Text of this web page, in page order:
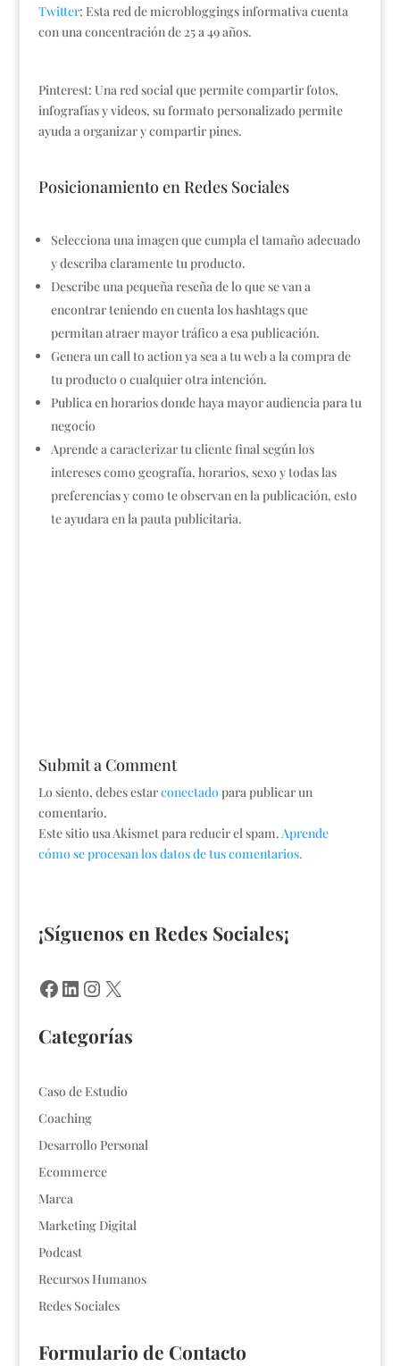
Twitter: Esta red de microbloggings informativa cuenta
con una concentración de 25 a 49 años.
Pinterest: Una red social que permite compartir fotos,
infografías y videos, su formato personalizado permite
ayuda a organizar y compartir pines.
Posicionamiento en Redes Sociales
Selecciona una imagen que cumpla el tamaño adecuado
y describa claramente tu producto.
Describe una pequeña reseña de lo que se van a
encontrar teniendo en cuenta los hashtags que
permitan atraer mayor tráfico a esa publicación.
Genera un call to action ya sea a tu web a la compra de
tu producto o cualquier otra intención.
Publica en horarios donde haya mayor audiencia para tu
negocio
Aprende a caracterizar tu cliente final según los
intereses como geografía, horarios, sexo y todas las
preferencias y como te observan en la publicación, esto
te ayudara en la pauta publicitaria.
Submit a Comment
Lo siento, debes estarconectadopara publicar un
comentario.
Este sitio usa Akismet para reducir el spam.Aprende
cómo se procesan los datos de tus comentarios.
¡Síguenos en Redes Sociales¡
Facebook
LinkedIn
Instagram
X
Categorías
Caso de Estudio
Coaching
Desarrollo Personal
Ecommerce
Marca
Marketing Digital
Podcast
Recursos Humanos
Redes Sociales
Formulario de Contacto